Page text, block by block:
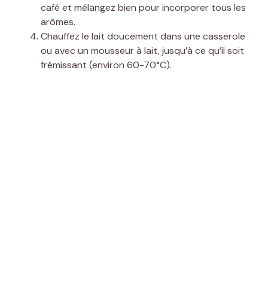
café et mélangez bien pour incorporer tous les
arômes.
Chauffez le lait doucement dans une casserole
ou avec un mousseur à lait, jusqu’à ce qu’il soit
frémissant (environ 60-70°C).